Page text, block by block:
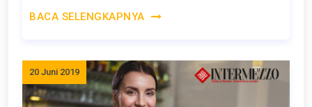
BACA SELENGKAPNYA
20 Juni 2019